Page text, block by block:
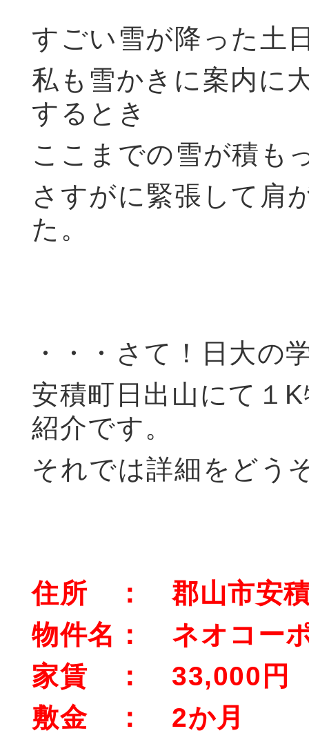
すごい雪が降った土
私も雪かきに案内に
するとき
ここまでの雪が積も
さすがに緊張して肩
た。
・・・さて！日大の
安積町日出山にて１
紹介です。
それでは詳細をどう
住所 ： 郡山市安積
物件名： ネオコー
家賃 ： 33,000円
敷金 ： 2か月